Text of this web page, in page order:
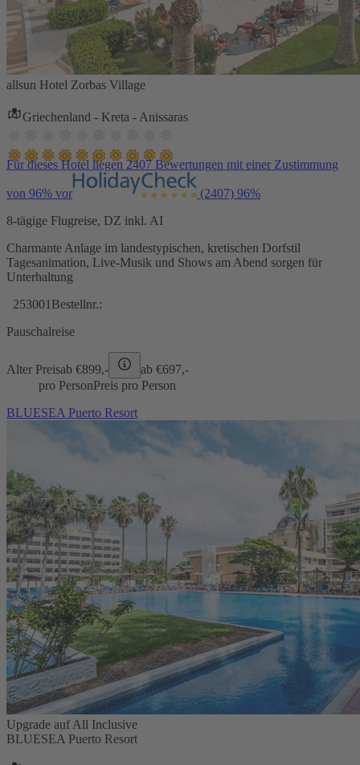
allsun Hotel Zorbas Village
Griechenland - Kreta - Anissaras
Für dieses Hotel liegen 2407 Bewertungen mit einer Zustimmung
von 96% vor (2407) 96%
8-tägige Flugreise, DZ inkl. AI
Charmante Anlage im landestypischen, kretischen Dorfstil
Tagesanimation, Live-Musik und Shows am Abend sorgen für
Unterhaltung
253001 Bestellnr.:
Pauschalreise
Alter Preisab €899,- ab €697,-
pro PersonPreis pro Person
BLUESEA Puerto Resort
Upgrade auf All Inclusive
BLUESEA Puerto Resort